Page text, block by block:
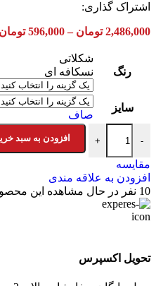
اشتراک گذاری:
2,486,000 تومان –
596,000 تومان
رنگ
شکلاتی
نسکافه ای
سایز
صاف
-
پادری زیما مخملی طرح دریا عدد
+ افزودن به سبد
مقایسه
افزودن به علاقه مندی
10 نفر در حال مشاهده این
تحویل اکسپرس